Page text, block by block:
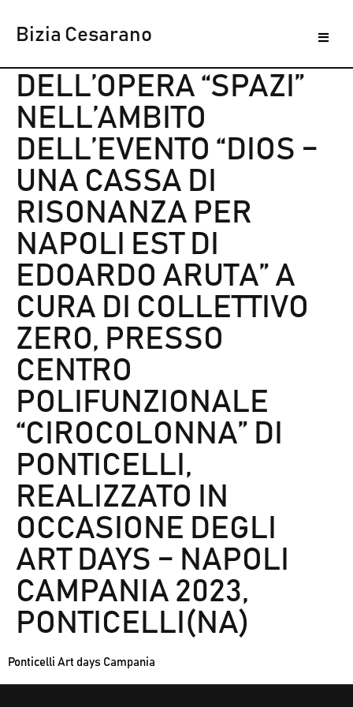
Bizia Cesarano
DELL’OPERA “SPAZI”
NELL’AMBITO
DELL’EVENTO “DIOS –
UNA CASSA DI
RISONANZA PER
NAPOLI EST DI
EDOARDO ARUTA” A
CURA DI COLLETTIVO
ZERO, PRESSO
CENTRO
POLIFUNZIONALE
“CIROCOLONNA” DI
PONTICELLI,
REALIZZATO IN
OCCASIONE DEGLI
ART DAYS – NAPOLI
CAMPANIA 2023,
PONTICELLI(NA)
Ponticelli Art days Campania